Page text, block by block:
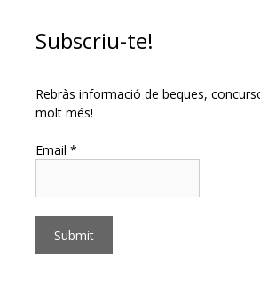
Subscriu-te!
Rebràs informació de beques,
molt més!
Email *